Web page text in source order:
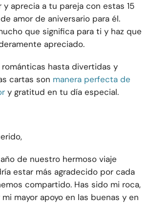
y aprecia a tu pareja con estas 15
amor de aniversario para él.
que significa para ti y haz que
apreciado.
hasta divertidas y
cartas son manera perfecta de
y gratitud en tu día especial.
de nuestro hermoso viaje
estar más agradecido por cada
compartido. Has sido mi roca,
mayor apoyo en las buenas y en